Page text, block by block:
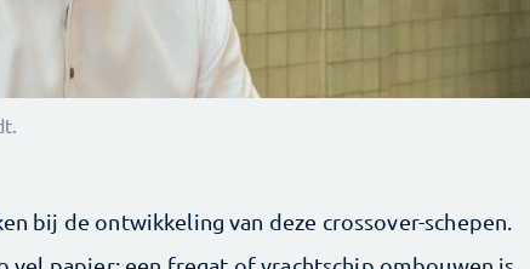
bij de ontwikkeling van deze crossover-schepen.